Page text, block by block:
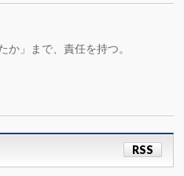
」まで、責任を持つ。
RSS